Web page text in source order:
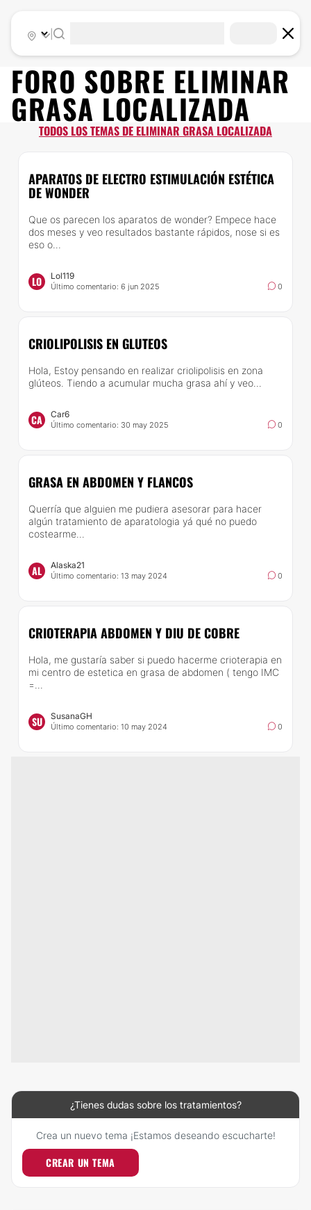
|
FORO SOBRE ELIMINAR
GRASA LOCALIZADA
TODOS LOS TEMAS DE ELIMINAR GRASA LOCALIZADA
APARATOS DE ELECTRO ESTIMULACIÓN ESTÉTICA
DE WONDER
Que os parecen los aparatos de wonder? Empece hace
dos meses y veo resultados bastante rápidos, nose si es
eso o...
LO Lol119
Último comentario: 6 jun 2025 0
CRIOLIPOLISIS EN GLUTEOS
Hola, Estoy pensando en realizar criolipolisis en zona
glúteos. Tiendo a acumular mucha grasa ahí y veo...
CA Car6
Último comentario: 30 may 2025 0
GRASA EN ABDOMEN Y FLANCOS
Querría que alguien me pudiera asesorar para hacer
algún tratamiento de aparatologia yá qué no puedo
costearme...
AL Alaska21
Último comentario: 13 may 2024 0
CRIOTERAPIA ABDOMEN Y DIU DE COBRE
Hola, me gustaría saber si puedo hacerme crioterapia en
mi centro de estetica en grasa de abdomen ( tengo IMC
=...
SU SusanaGH
Último comentario: 10 may 2024 0
¿Tienes dudas sobre los tratamientos?
Crea un nuevo tema ¡Estamos deseando escucharte!
CREAR UN TEMA